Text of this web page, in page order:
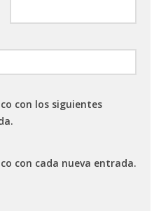
con los siguientes
con cada nueva entrada.